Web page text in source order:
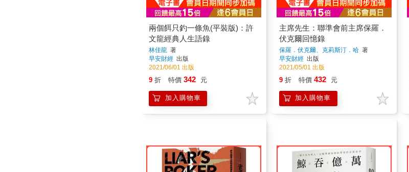
兩個餌只釣一條魚(平裝版)：許
文龍經典人生語錄
林佳龍 著
早安財經 出版
2021/06/01 出版
9 折 特價 342 元
加入購物車
主席先生：聯準會前主席保羅．
伏克爾回憶錄
保羅．伏克爾、克莉斯汀．哈著
早安財經 出版
2021/05/01 出版
9 折 特價 432 元
加入購物車